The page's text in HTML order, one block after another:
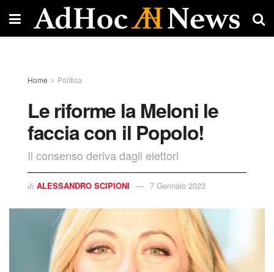
Home Politica
Le riforme la Meloni le
faccia con il Popolo!
Il consenso deriva dagli elettori
di ALESSANDRO SCIPIONI 7 Gennaio 2023